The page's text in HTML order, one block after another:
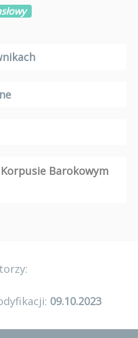
Barokowym
09.10.2023